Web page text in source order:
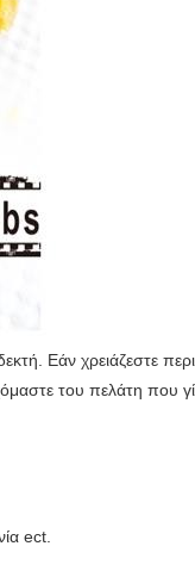
Εάν χρειάζεστε
του πελάτη που
ect.